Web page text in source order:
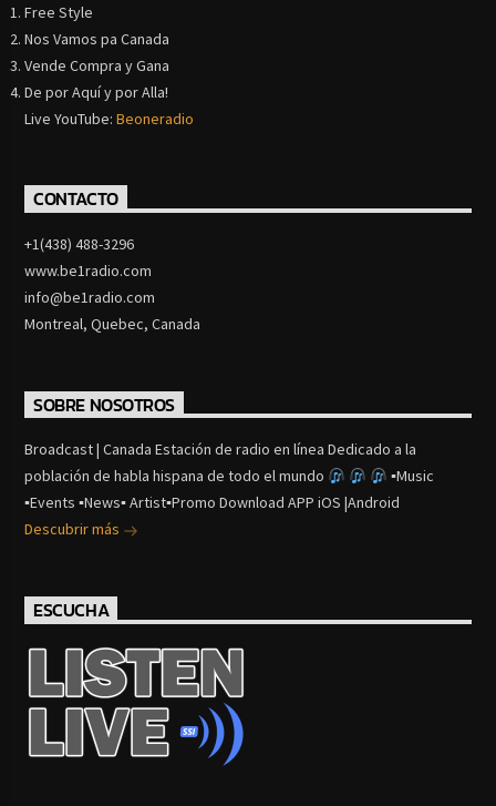
Free Style
Nos Vamos pa Canada
Vende Compra y Gana
De por Aquí y por Alla!
Live YouTube:Beoneradio
CONTACTO
+1(438) 488-3296
www.be1radio.com
info@be1radio.com
Montreal, Quebec, Canada
SOBRE NOSOTROS
Broadcast | Canada Estación de radio en línea Dedicado a la
población de habla hispana de todo el mundo
▪Music
▪Events ▪News▪ Artist▪Promo Download APP iOS |Android
Descubrir más
ESCUCHA